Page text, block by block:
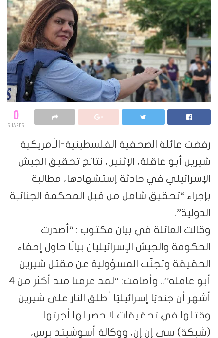
0
SHARES
رفضت عائلة الصحفية الفلسطينية-الأمريكية
شيرين أبو عاقلة، الإثنين، نتائج تحقيق الجيش
الإسرائيلي في حادثة إستشهادها، مطالبة
بإجراء “تحقيق شامل من قبل المحكمة الجنائية
الدولية”.
وقالت العائلة في بيان مكتوب : “أصدرت
الحكومة والجيش الإسرائيليان بيانًا حاول إخفاء
الحقيقة وتجنّب المسؤولية عن مقتل شيرين
أبو عاقله”.. وأضافت: “لقد عرفنا منذ أكثر من 4
أشهر أن جنديًا إسرائيليًا أطلق النار على شيرين
وقتلها في تحقيقات لا حصر لها أجرتها
(شبكة) سي إن إن، ووكالة أسوشيتد برس،